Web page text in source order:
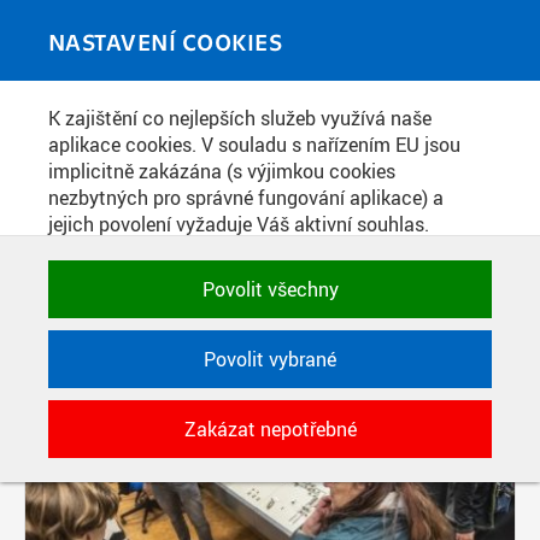
NASTAVENÍ COOKIES
K zajištění co nejlepších služeb využívá naše
aplikace cookies. V souladu s nařízením EU jsou
implicitně zakázána (s výjimkou cookies
nezbytných pro správné fungování aplikace) a
jejich povolení vyžaduje Váš aktivní souhlas.
zakázat, případně vybrat a povolit cookies podle
kategorie. Svoje rozhodnutí můžete samozřejmě
kdykoli změnit.
POTŘEBNÉ
Technické cookies využívané aplikacemi
ČVUT pro uchování jejich nastavení,
vlastností a identifikátorů relace. Jsou
nezbytné pro správné fungování a jsou
Povolit všechny
Povolit vybrané
Zakázat nepotřebné
MEDIATÉKA
PŘÍSPĚVKY PODLE FILTRU
Aktivní filtry: SOUČÁST: FAKULTA DOPRAVNÍ